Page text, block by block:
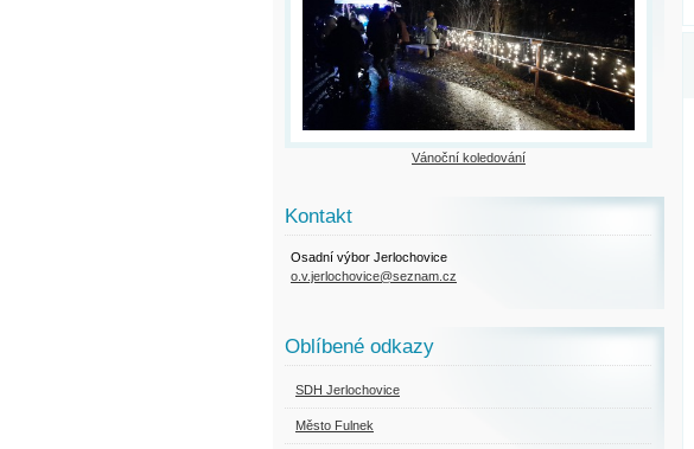
Vánoční koledování
Kontakt
Osadní výbor Jerlochovice
o.v.jerlochovice@seznam.cz
Oblíbené odkazy
SDH Jerlochovice
Město Fulnek